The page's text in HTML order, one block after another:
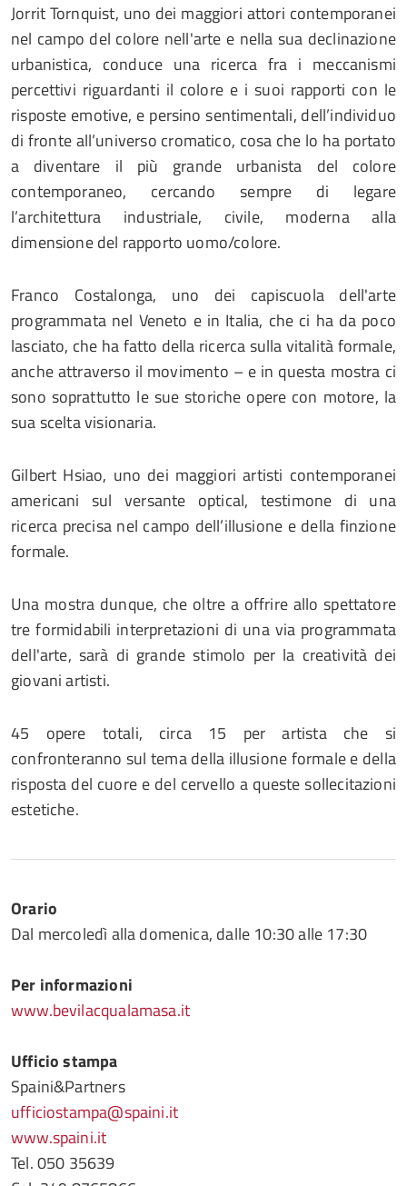
Jorrit Tornquist, uno dei maggiori attori contemporanei
nel campo del colore nell'arte e nella sua declinazione
urbanistica, conduce una ricerca fra i meccanismi
percettivi riguardanti il colore e i suoi rapporti con le
risposte emotive, e persino sentimentali, dell’individuo
di fronte all’universo cromatico, cosa che lo ha portato
a diventare il più grande urbanista del colore
contemporaneo, cercando sempre di legare
l’architettura industriale, civile, moderna alla
dimensione del rapporto uomo/colore.
Franco Costalonga, uno dei capiscuola dell'arte
programmata nel Veneto e in Italia, che ci ha da poco
lasciato, che ha fatto della ricerca sulla vitalità formale,
anche attraverso il movimento – e in questa mostra ci
sono soprattutto le sue storiche opere con motore, la
sua scelta visionaria.
Gilbert Hsiao, uno dei maggiori artisti contemporanei
americani sul versante optical, testimone di una
ricerca precisa nel campo dell’illusione e della finzione
formale.
Una mostra dunque, che oltre a offrire allo spettatore
tre formidabili interpretazioni di una via programmata
dell'arte, sarà di grande stimolo per la creatività dei
giovani artisti.
45 opere totali, circa 15 per artista che si
confronteranno sul tema della illusione formale e della
risposta del cuore e del cervello a queste sollecitazioni
estetiche.
Orario
Dal mercoledì alla domenica, dalle 10:30 alle 17:30
Per informazioni
www.bevilacqualamasa.it
Ufficio stampa
Spaini&Partners
ufficiostampa@spaini.it
www.spaini.it
Tel. 050 35639